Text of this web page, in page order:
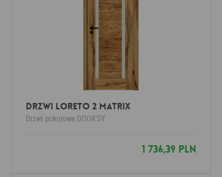
DRZWI LORETO 2 MATRIX
Drzwi pokojowe DOOR'SY
1 736,39 PLN